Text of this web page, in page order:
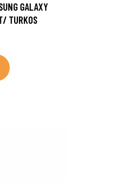
GALAXY
TURKOS